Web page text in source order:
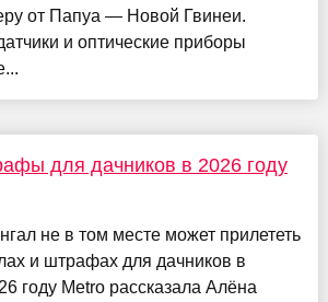
от Папуа — Новой Гвинеи.
и оптические приборы
для дачников в 2026 году
не в том месте может прилететь
и штрафах для дачников в
году Metro рассказала Алёна